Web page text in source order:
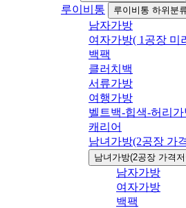
루이비통 루이비통 하위분
남자가방
여자가방( 1공장 미
백팩
클러치백
서류가방
여행가방
벨트백-힙색-허리가
캐리어
남녀가방(2공장 가
남녀가방(2공장 가격
남자가방
여자가방
백팩